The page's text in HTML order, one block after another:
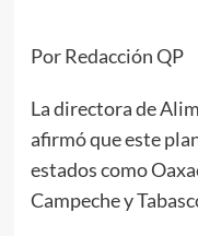
Por Redacción QP
La directora de
afirmó que este
estados como
Campeche y